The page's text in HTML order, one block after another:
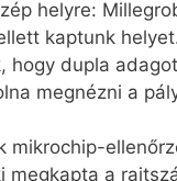
helyre:
kaptunk
dupla
megnézni a
a